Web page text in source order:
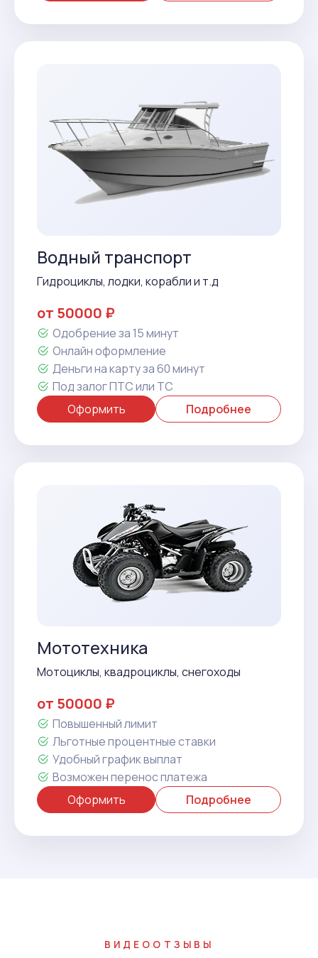
Водный транспорт
Гидроциклы, лодки, корабли и т.д
от 50000 ₽
Одобрение за 15 минут
Онлайн оформление
Деньги на карту за 60 минут
Под залог ПТС или ТС
Оформить
Подробнее
Мототехника
Мотоциклы, квадроциклы, снегоходы
от 50000 ₽
Повышенный лимит
Льготные процентные ставки
Удобный график выплат
Возможен перенос платежа
Оформить
Подробнее
ВИДЕООТЗЫВЫ